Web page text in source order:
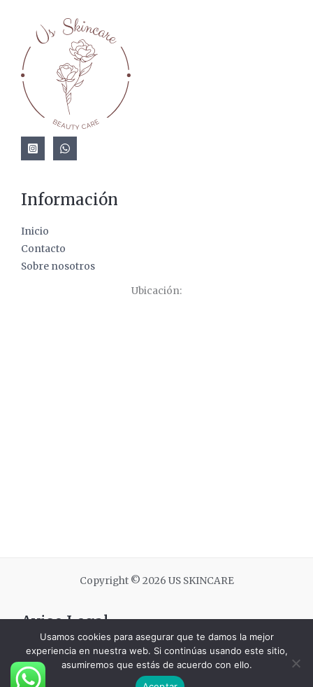
Información
Inicio
Contacto
Sobre nosotros
Ubicación:
Copyright © 2026 US SKINCARE
Aviso Legal
POLÍTICA DE PRIVACIDAD
Diseño Gráfico en Pereira
Usamos cookies para asegurar que te damos la mejor
experiencia en nuestra web. Si continúas usando este sitio,
asumiremos que estás de acuerdo con ello.